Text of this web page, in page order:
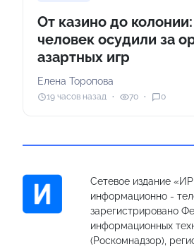
От казино до
человек осудили за
азартных игр
Елена Торопова
19 часов назад 70 0
Сетевое издание
информационно -
зарегистрировано
информационных
(Роскомнадзор),